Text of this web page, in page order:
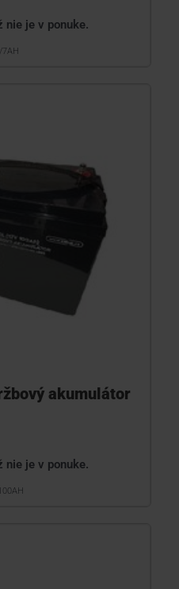
nie je v ponuke.
7AH
akumulátor
nie je v ponuke.